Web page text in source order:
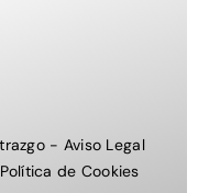
- Aviso Legal
Política de Cookies